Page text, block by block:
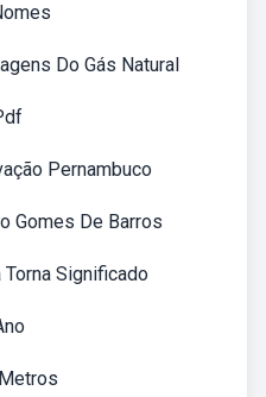
Do Gás Natural
Pernambuco
Gomes De Barros
Torna Significado